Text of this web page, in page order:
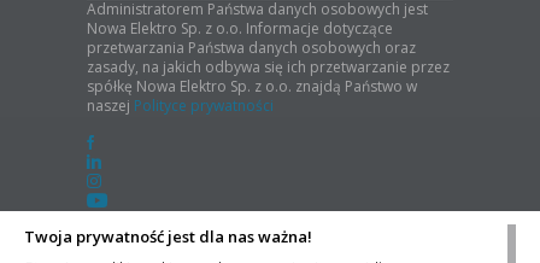
Twoja prywatność jest dla nas ważna!
Administratorem Państwa danych osobowych jest
Nowa Elektro Sp. z o.o. Informacje dotyczące
przetwarzania Państwa danych osobowych oraz
zasady, na jakich odbywa się ich przetwarzanie przez
spółkę Nowa Elektro Sp. z o.o. znajdą Państwo w
naszej Polityce prywatności